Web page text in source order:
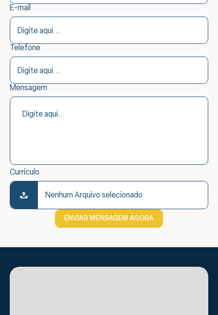
E-mail
Telefone
Mensagem
Currículo
Nenhum Arquivo selecionado
ENVIAR MENSAGEM AGORA